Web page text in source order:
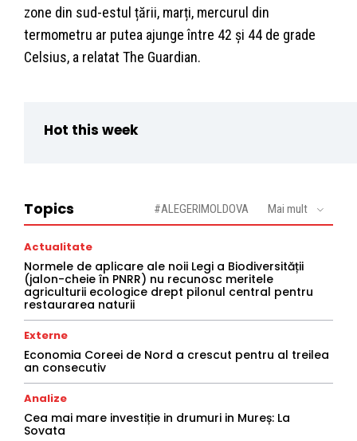
zone din sud-estul țării, marți, mercurul din
termometru ar putea ajunge între 42 și 44 de grade
Celsius, a relatat The Guardian.
Hot this week
Topics #ALEGERIMOLDOVA Mai mult
Actualitate
Normele de aplicare ale noii Legi a Biodiversității
(jalon-cheie în PNRR) nu recunosc meritele
agriculturii ecologice drept pilonul central pentru
restaurarea naturii
Externe
Economia Coreei de Nord a crescut pentru al treilea
an consecutiv
Analize
Cea mai mare investiție in drumuri in Mureș: La
Sovata